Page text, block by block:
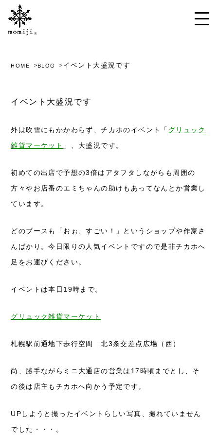
HOME BLOG イベント大盛況です
イベント大盛況です
外は吹雪にもかかわらず、チカホのイベント「 グリュック
雑貨マーケット 」、大盛況です。
初めての出店で予想の3倍はアタフタしながらも周囲の
方々やお店番のエミちゃんの助けもあってなんとか営業し
ています。
どのブースも「おぉ、すごい！」というショップや作家さ
んばかり。今日限りの人気イベントですので是非チカホへ
足をお運びください。
イベントは本日19時まで。
グリュック雑貨マーケット
札幌駅前通地下歩行空間 北3条交差点広場（西）
尚、勝手ながらミニ大通店の営業は17時頃までとし、そ
の後は店主もチカホへ向かう予定です。
UPしようと撮ったイベントらしい写真、撮れていません
でした・・・。